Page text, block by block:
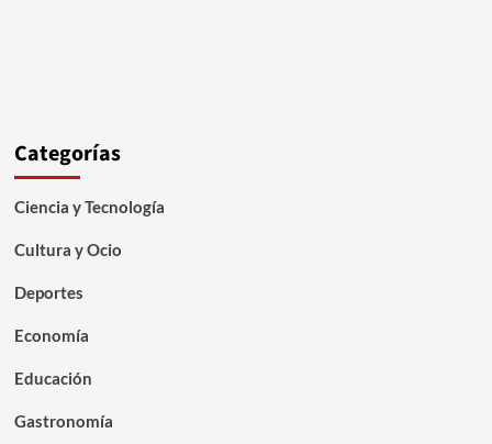
Categorías
Ciencia y Tecnología
Cultura y Ocio
Deportes
Economía
Educación
Gastronomía